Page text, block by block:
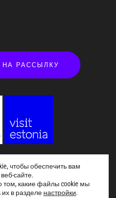
НА РАССЫЛКУ
Küsi abi!
чтобы обеспечить вам
сайте.
том, какие файлы cookie мы
в разделе настройки.